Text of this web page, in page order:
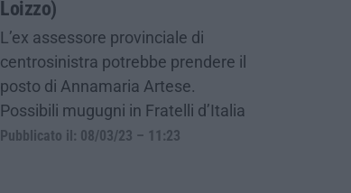
Loizzo)
L’ex assessore provinciale di
centrosinistra potrebbe prendere il
posto di Annamaria Artese.
Possibili mugugni in Fratelli d’Italia
Pubblicato il: 08/03/23 – 11:23